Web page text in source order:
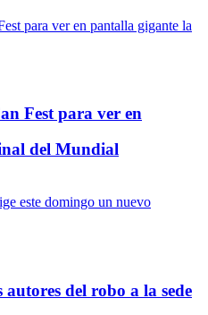
Fest para ver en
del Mundial
autores del robo a la sede